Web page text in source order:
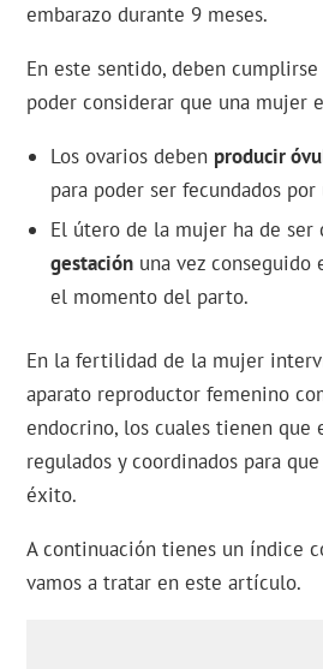
embarazo durante 9 meses.
En este sentido, deben
poder considerar que una mujer
Los ovarios deben producir
para poder ser fecundados
El útero de la mujer ha de ser
gestación una vez conseguido
el momento del parto.
En la fertilidad de la mujer
aparato reproductor femenino
endocrino, los cuales tienen que
regulados y coordinados para
éxito.
A continuación tienes un índice
vamos a tratar en este artículo.